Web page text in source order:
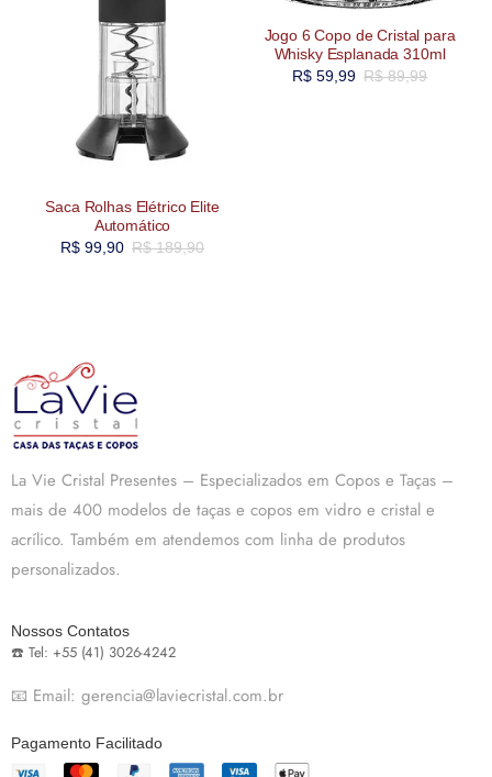
Saca Rolhas Elétrico Elite
Automático
R$189,90
R$99,90
Jogo 6 Copo de Cristal para
Whisky Esplanada 310ml
R$89,99
R$59,99
La Vie Cristal Presentes – Especializados em Copos e Taças –
mais de 400 modelos de taças e copos em vidro e cristal e
acrílico. Também em atendemos com linha de produtos
personalizados.
Nossos Contatos
☎️ Tel: +55 (41) 3026-4242
📧 Email: gerencia@laviecristal.com.br
Pagamento Facilitado